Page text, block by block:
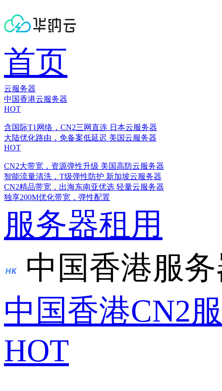
首页
云服务器
中国香港云服务器
HOT
含国际T1网络，CN2三网直连 日本云服务器
大陆优化路由，免备案低延迟 美国云服务器
HOT
CN2大带宽，资源弹性升级 美国高防云服务器
智能流量清洗，T级弹性防护 新加坡云服务器
CN2精品带宽，出海东南亚优选 轻量云服务器
独享200M优化带宽，弹性配置
服务器租用
中国香港服
中国香港CN2
HOT